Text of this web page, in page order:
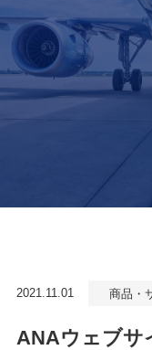
2021.11.01 商品・
ANAウェブサ